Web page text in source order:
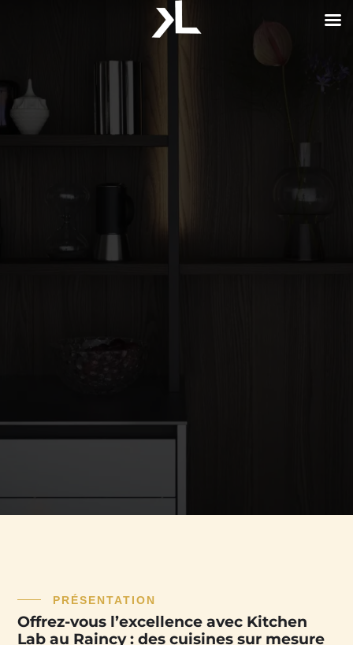
KITCHEN LAB AU
PRÉSENTATION
Offrez-vous l’excellence avec Kitchen
Lab au Raincy : des cuisines sur mesure